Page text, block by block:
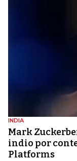
INDIA
Mark
indio por
Platforms